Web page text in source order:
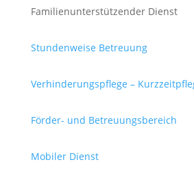
Familienunterstützender Dienst
Stundenweise Betreuung
Verhinderungspflege –
Förder- und Betreuungsbereich
Mobiler Dienst